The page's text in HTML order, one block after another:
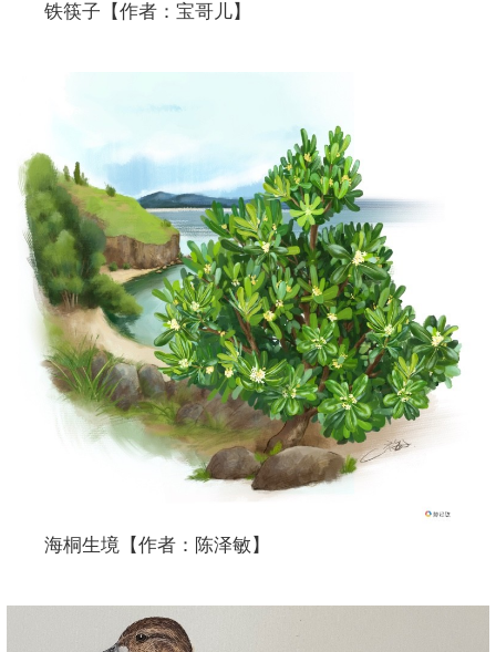
铁筷子【作者：宝哥儿】
海桐生境【作者：陈泽敏】